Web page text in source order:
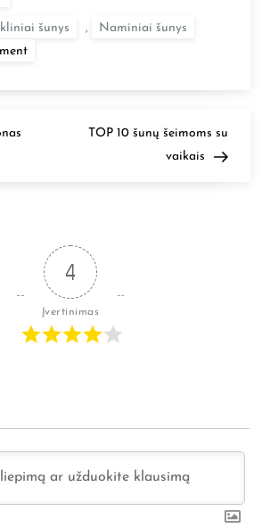
šunys ,
Naminiai šunys
on
Next
Post
TOP 10 šunų šeimoms su
vaikais
4
Įvertinimas